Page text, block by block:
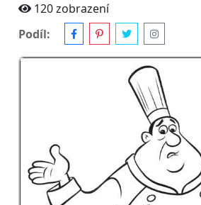
120 zobrazení
Podíl: